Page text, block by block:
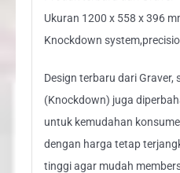
Ukuran 1200 x 558 x 396
Knockdown
Design terbaru dari
(Knockdown) juga
untuk kemudahan
dengan harga tetap
tinggi agar mudah